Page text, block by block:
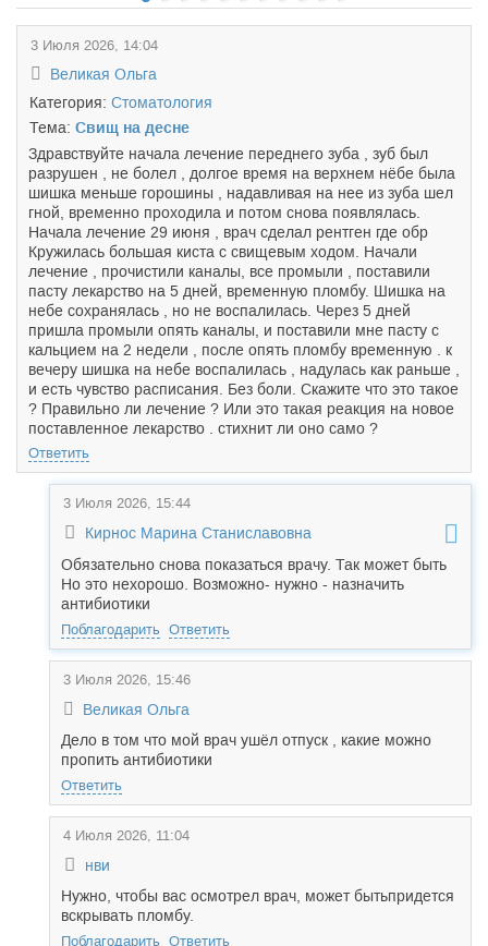
3 Июля 2026, 14:04
Великая Ольга
Категория: Стоматология
Тема: Свищ на десне
Здравствуйте начала лечение переднего зуба , зуб был
разрушен , не болел , долгое время на верхнем нёбе была
шишка меньше горошины , надавливая на нее из зуба шел
гной, временно проходила и потом снова появлялась.
Начала лечение 29 июня , врач сделал рентген где обр
Кружилась большая киста с свищевым ходом. Начали
лечение , прочистили каналы, все промыли , поставили
пасту лекарство на 5 дней, временную пломбу. Шишка на
небе сохранялась , но не воспалилась. Через 5 дней
пришла промыли опять каналы, и поставили мне пасту с
кальцием на 2 недели , после опять пломбу временную . к
вечеру шишка на небе воспалилась , надулась как раньше ,
и есть чувство расписания. Без боли. Скажите что это такое
? Правильно ли лечение ? Или это такая реакция на новое
поставленное лекарство . стихнит ли оно само ?
Ответить
3 Июля 2026, 15:44
Кирнос Марина Станиславовна
Обязательно снова показаться врачу. Так может быть
Но это нехорошо. Возможно- нужно - назначить
антибиотики
Поблагодарить Ответить
3 Июля 2026, 15:46
Великая Ольга
Дело в том что мой врач ушёл отпуск , какие можно
пропить антибиотики
Ответить
4 Июля 2026, 11:04
нви
Нужно, чтобы вас осмотрел врач, может бытьпридется
вскрывать пломбу.
Поблагодарить Ответить